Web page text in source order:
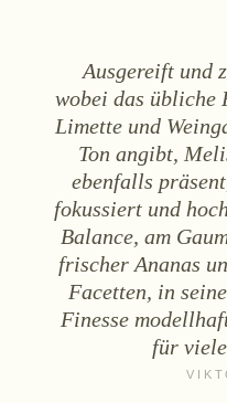
Ausgereift und
wobei das übliche
Limette und
Ton angibt,
ebenfalls
fokussiert und
Balance, am
frischer Ananas
Facetten, in
Finesse
für